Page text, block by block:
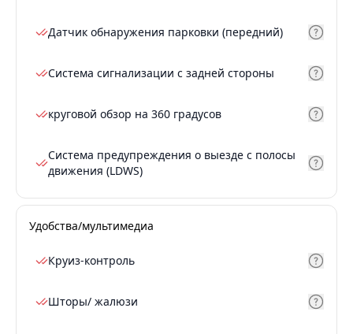
Датчик обнаружения парковки (передний)
Система сигнализации с задней стороны
круговой обзор на 360 градусов
Система предупреждения о выезде с полосы
движения (LDWS)
Удобства/мультимедиа
Круиз-контроль
Шторы/ жалюзи